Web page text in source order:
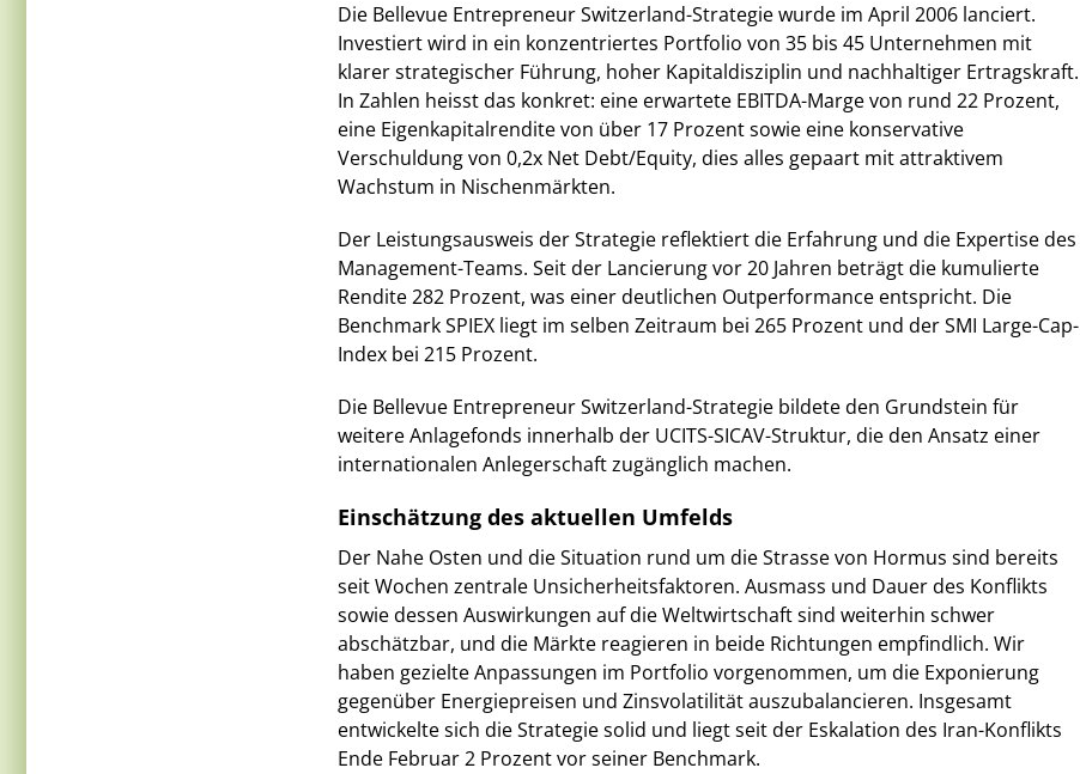
Die Bellevue Entrepreneur Switzerland-Strategie wurde im April 2006 lanciert.
Investiert wird in ein konzentriertes Portfolio von 35 bis 45 Unternehmen mit
klarer strategischer Führung, hoher Kapitaldisziplin und nachhaltiger Ertragskraft.
In Zahlen heisst das konkret: eine erwartete EBITDA-Marge von rund 22 Prozent,
eine Eigenkapitalrendite von über 17 Prozent sowie eine konservative
Verschuldung von 0,2x Net Debt/Equity, dies alles gepaart mit attraktivem
Wachstum in Nischenmärkten.
Der Leistungsausweis der Strategie reflektiert die Erfahrung und die Expertise des
Management-Teams. Seit der Lancierung vor 20 Jahren beträgt die kumulierte
Rendite 282 Prozent, was einer deutlichen Outperformance entspricht. Die
Benchmark SPIEX liegt im selben Zeitraum bei 265 Prozent und der SMI Large-Cap-
Index bei 215 Prozent.
Die Bellevue Entrepreneur Switzerland-Strategie bildete den Grundstein für
weitere Anlagefonds innerhalb der UCITS-SICAV-Struktur, die den Ansatz einer
internationalen Anlegerschaft zugänglich machen.
Einschätzung des aktuellen Umfelds
Der Nahe Osten und die Situation rund um die Strasse von Hormus sind bereits
seit Wochen zentrale Unsicherheitsfaktoren. Ausmass und Dauer des Konflikts
sowie dessen Auswirkungen auf die Weltwirtschaft sind weiterhin schwer
abschätzbar, und die Märkte reagieren in beide Richtungen empfindlich. Wir
haben gezielte Anpassungen im Portfolio vorgenommen, um die Exponierung
gegenüber Energiepreisen und Zinsvolatilität auszubalancieren. Insgesamt
entwickelte sich die Strategie solid und liegt seit der Eskalation des Iran-Konflikts
Ende Februar 2 Prozent vor seiner Benchmark.